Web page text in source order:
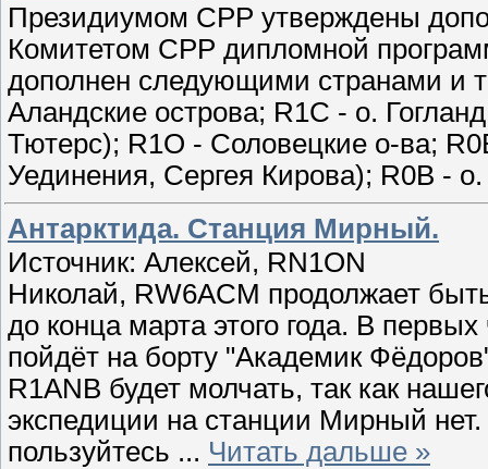
Президиумом СРР утверждены
Комитетом СРР дипломной
дополнен следующими странами и
Аландские острова; R1C - о.
Тютерс); R1O - Соловецкие о-ва;
Уединения, Сергея Кирова); R0B -
Антарктида. Станция Мирный.
Источник: Алексей, RN1ON
Николай, RW6ACM продолжает
до конца марта этого года. В
пойдёт на борту "Академик
R1ANB будет молчать, так как
экспедиции на станции Мирный
пользуйтесь ... Читать дальше »